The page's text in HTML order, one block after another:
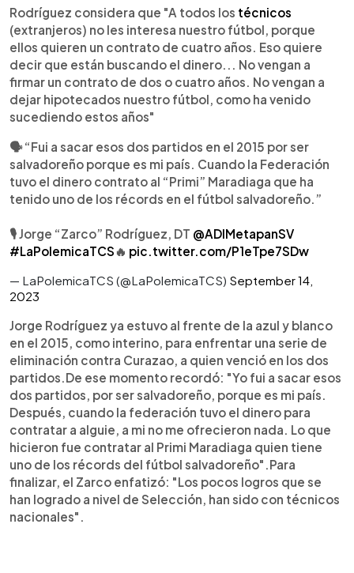
Rodríguez considera que "A todos los técnicos
(extranjeros) no les interesa nuestro fútbol, porque
ellos quieren un contrato de cuatro años. Eso quiere
decir que están buscando el dinero... No vengan a
firmar un contrato de dos o cuatro años. No vengan a
dejar hipotecados nuestro fútbol, como ha venido
sucediendo estos años"
🗣️ “Fui a sacar esos dos partidos en el 2015 por ser
salvadoreño porque es mi país. Cuando la Federación
tuvo el dinero contrato al “Primi” Maradiaga que ha
tenido uno de los récords en el fútbol salvadoreño.”
🎙 Jorge “Zarco” Rodríguez, DT @ADIMetapanSV
#LaPolemicaTCS🔥 pic.twitter.com/P1eTpe7SDw
— LaPolemicaTCS (@LaPolemicaTCS) September 14,
2023
Jorge Rodríguez ya estuvo al frente de la azul y blanco
en el 2015, como interino, para enfrentar una serie de
eliminación contra Curazao, a quien venció en los dos
partidos.De ese momento recordó: "Yo fui a sacar esos
dos partidos, por ser salvadoreño, porque es mi país.
Después, cuando la federación tuvo el dinero para
contratar a alguie, a mi no me ofrecieron nada. Lo que
hicieron fue contratar al Primi Maradiaga quien tiene
uno de los récords del fútbol salvadoreño".Para
finalizar, el Zarco enfatizó: "Los pocos logros que se
han logrado a nivel de Selección, han sido con técnicos
nacionales".